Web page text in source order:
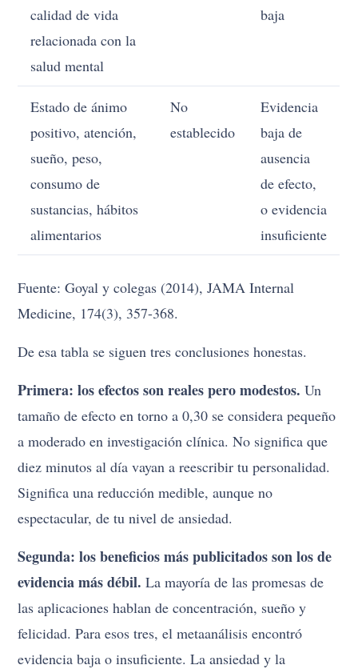
calidad de vida
relacionada con la
salud mental
baja
Estado de ánimo
positivo, atención,
sueño, peso,
consumo de
sustancias, hábitos
alimentarios
No
establecido
Evidencia
baja de
ausencia
de efecto,
o evidencia
insuficiente
Fuente: Goyal y colegas (2014), JAMA Internal
Medicine, 174(3), 357-368.
De esa tabla se siguen tres conclusiones honestas.
Primera: los efectos son reales pero modestos. Un
tamaño de efecto en torno a 0,30 se considera pequeño
a moderado en investigación clínica. No significa que
diez minutos al día vayan a reescribir tu personalidad.
Significa una reducción medible, aunque no
espectacular, de tu nivel de ansiedad.
Segunda: los beneficios más publicitados son los de
evidencia más débil. La mayoría de las promesas de
las aplicaciones hablan de concentración, sueño y
felicidad. Para esos tres, el metaanálisis encontró
evidencia baja o insuficiente. La ansiedad y la